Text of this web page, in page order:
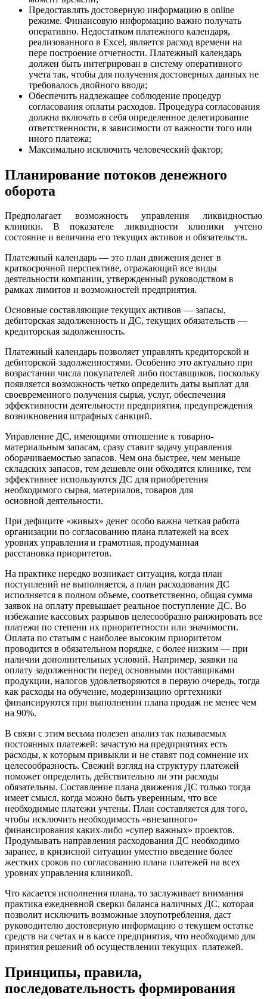
Предоставлять достоверную информацию в online
режиме. Финансовую информацию важно получать
оперативно. Недостатком платежного календаря,
реализованного в Excel, является расход времени на
пере построение отчетности. Платежный календарь
должен быть интегрирован в систему оперативного
учета так, чтобы для получения достоверных данных не
требовалось двойного ввода;
Обеспечить надлежащее соблюдение процедур
согласования оплаты расходов. Процедура согласования
должна включать в себя определенное делегирование
ответственности, в зависимости от важности того или
иного платежа;
Максимально исключить человеческий фактор;
Планирование потоков денежного
оборота
Предполагает возможность управления ликвидностью
клиники. В показателе ликвидности клиники учтено
состояние и величина его текущих активов и обязательств.
Платежный календарь — это план движения денег в
краткосрочной перспективе, отражающий все виды
деятельности компании, утвержденный руководством в
рамках лимитов и возможностей предприятия.
Основные составляющие текущих активов — запасы,
дебиторская задолженность и ДС, текущих обязательств —
кредиторская задолженность.
Платежный календарь позволяет управлять кредиторской и
дебиторской задолженностями. Особенно это актуально при
возрастании числа покупателей либо поставщиков, поскольку
появляется возможность четко определить даты выплат для
своевременного получения сырья, услуг, обеспечения
эффективности деятельности предприятия, предупреждения
возникновения штрафных санкций.
Управление ДС, имеющими отношение к товарно-
материальным запасам, сразу ставит задачу управления
оборачиваемостью запасов. Чем она быстрее, чем меньше
складских запасов, тем дешевле они обходятся клинике, тем
эффективнее используются ДС для приобретения
необходимого сырья, материалов, товаров для
основной деятельности.
При дефиците «живых» денег особо важна четкая работа
организации по согласованию плана платежей на всех
уровнях управления и грамотная, продуманная
расстановка приоритетов.
На практике нередко возникает ситуация, когда план
поступлений не выполняется, а план расходования ДС
исполняется в полном объеме, соответственно, общая сумма
заявок на оплату превышает реальное поступление ДС. Во
избежание кассовых разрывов целесообразно ранжировать все
платежи по степени их приоритетности или значимости.
Оплата по статьям с наиболее высоким приоритетом
проводится в обязательном порядке, с более низким — при
наличии дополнительных условий. Например, заявки на
оплату задолженности перед основными поставщиками
продукции, налогов удовлетворяются в первую очередь, тогда
как расходы на обучение, модернизацию оргтехники
финансируются при выполнении плана продаж не менее чем
на 90%.
В связи с этим весьма полезен анализ так называемых
постоянных платежей: зачастую на предприятиях есть
расходы, к которым привыкли и не ставят под сомнение их
целесообразность. Свежий взгляд на структуру платежей
поможет определить, действительно ли эти расходы
обязательны. Составление плана движения ДС только тогда
имеет смысл, когда можно быть уверенным, что все
необходимые платежи учтены. План составляется для того,
чтобы исключить необходимость «внезапного»
финансирования каких-либо «супер важных» проектов.
Продумывать направления расходования ДС необходимо
заранее, в кризисной ситуации уместно введение более
жестких сроков по согласованию плана платежей на всех
уровнях управления клиникой.
Что касается исполнения плана, то заслуживает внимания
практика ежедневной сверки баланса наличных ДС, которая
позволит исключить возможные злоупотребления, даст
руководителю достоверную информацию о текущем остатке
средств на счетах и в кассе предприятия, что необходимо для
принятия решений об осуществлении текущих платежей.
Принципы, правила,
последовательность формирования